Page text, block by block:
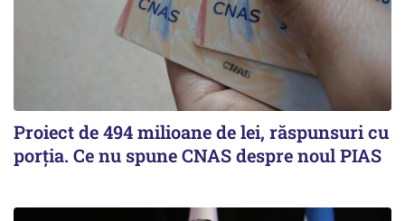
Proiect de 494 milioane de lei, răspunsuri cu
porția. Ce nu spune CNAS despre noul PIAS